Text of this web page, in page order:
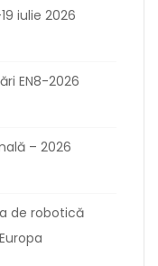
iulie 2026
EN8-2026
– 2026
de robotică